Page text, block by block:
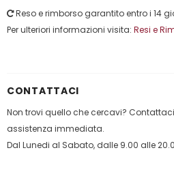
Reso e rimborso garantito entro i 14
Per ulteriori informazioni visita: Resi e
CONTATTACI
Non trovi quello che cercavi?
assistenza immediata.
Dal Lunedi al Sabato, dalle 9.00 alle